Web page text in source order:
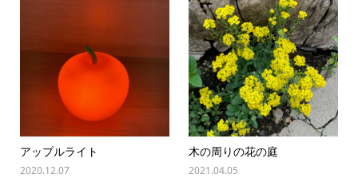
アップルライト
2020.12.07
木の周りの花の庭
2021.04.05